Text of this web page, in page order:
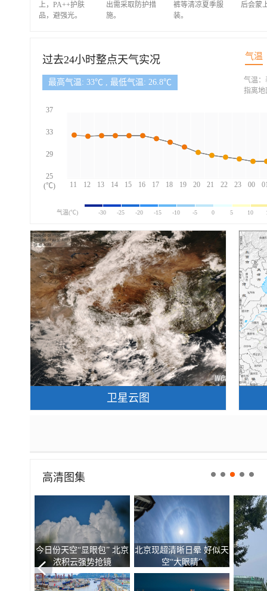
上，PA++护肤
品，避强光。
出需采取防护措
施。
裤等清凉夏季服
装。
后会蒙
过去24小时整点天气实况 气温
最高气温: 33℃ , 最低气温: 26.8℃
11 12 13 14 15 16 17 18 19 20 21 22 23 00
37
33
29
25
(℃)
气温：
指离地
气温(℃) -30 -25 -20 -15 -10 -5 0 5 10
卫星云图
高清图集
今日份天空“显眼包” 北京
浓积云强势抢镜
北京现超清晰日晕 好似天
空“大眼睛”